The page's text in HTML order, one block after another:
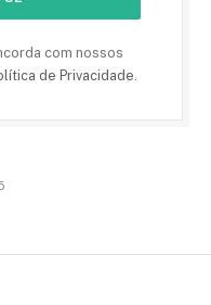
com nossos
de Privacidade.